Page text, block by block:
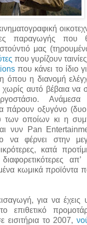
παραγωγής που
μας
που γυρίζουν
που κάνει το ίδιο
όπου η διανομή
χωρίς αυτό βέβαια να
οξυγόνο (δυο
των οποίων κι η
νυν Pan
να φέρνει στην
κατά
απ’
κωμικά προϊόντα
για να έχεις
επιθετικό
εισιτήρια το 2007,